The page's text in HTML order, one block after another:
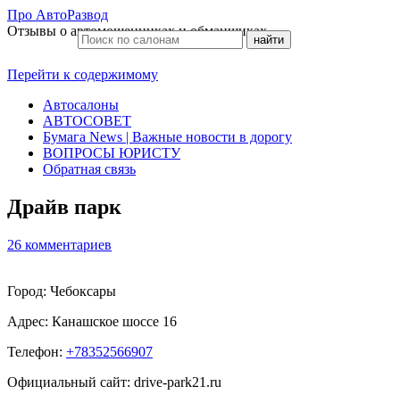
Про АвтоРазвод
Отзывы о автомошенниках и обманщиках
Перейти к содержимому
Автосалоны
АВТОСОВЕТ
Бумага News | Важные новости в дорогу
ВОПРОСЫ ЮРИСТУ
Обратная связь
Драйв парк
26 комментариев
Город: Чебоксары
Адрес: Канашское шоссе 16
Телефон: +78352566907
Официальный сайт: drive-park21.ru